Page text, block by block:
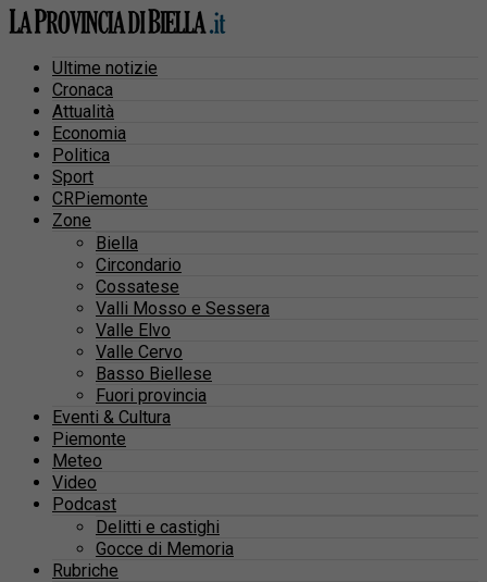
Ultime notizie
Cronaca
Attualità
Economia
Politica
Sport
CRPiemonte
Zone
Biella
Circondario
Cossatese
Valli Mosso e Sessera
Valle Elvo
Valle Cervo
Basso Biellese
Fuori provincia
Eventi & Cultura
Piemonte
Meteo
Video
Podcast
Delitti e castighi
Gocce di Memoria
Rubriche